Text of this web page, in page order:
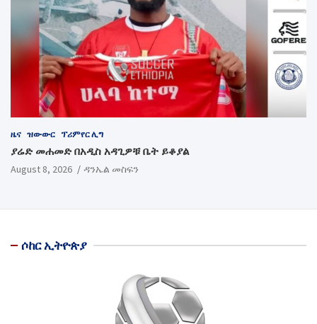
ዜና ዝውውር ፕሪምየር ሊግ
ያሬድ መሐመድ በአዲስ አዳጊዎቹ ቤት ይቆያል
August 8, 2026 ዳንኤል መስፍን
ሶከር ኢትዮጵያ